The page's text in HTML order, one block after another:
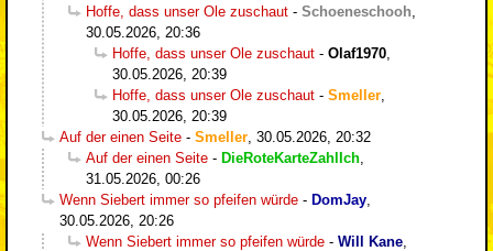
Hoffe, dass unser Ole zuschaut - Schoeneschooh
30.05.2026, 20:36
Hoffe, dass unser Ole zuschaut - Olaf1970
30.05.2026, 20:39
Hoffe, dass unser Ole zuschaut - Smeller
30.05.2026, 20:39
Auf der einen Seite - Smeller 30.05.2026, 20:32
Auf der einen Seite - DieRoteKarteZahlIch
31.05.2026, 00:26
Wenn Siebert immer so pfeifen würde - DomJay
30.05.2026, 20:26
Wenn Siebert immer so pfeifen würde - Will Kane